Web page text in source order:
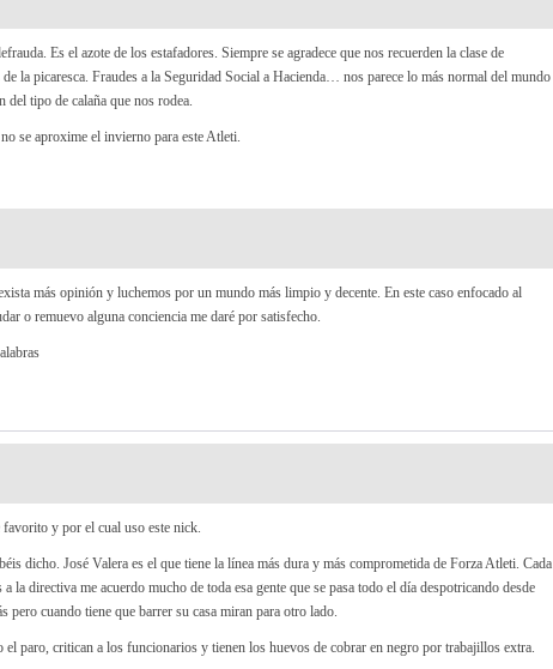
Es el azote de los estafadores. Siempre se agradece que nos recuerden la clase de
la picaresca. Fraudes a la Seguridad Social a Hacienda… nos parece lo más normal del mundo
tipo de calaña que nos rodea.
se aproxime el invierno para este Atleti.
más opinión y luchemos por un mundo más limpio y decente. En este caso enfocado al
o remuevo alguna conciencia me daré por satisfecho.
y por el cual uso este nick.
dicho. José Valera es el que tiene la línea más dura y más comprometida de Forza Atleti. Cada
la directiva me acuerdo mucho de toda esa gente que se pasa todo el día despotricando desde
pero cuando tiene que barrer su casa miran para otro lado.
el paro, critican a los funcionarios y tienen los huevos de cobrar en negro por trabajillos extra.